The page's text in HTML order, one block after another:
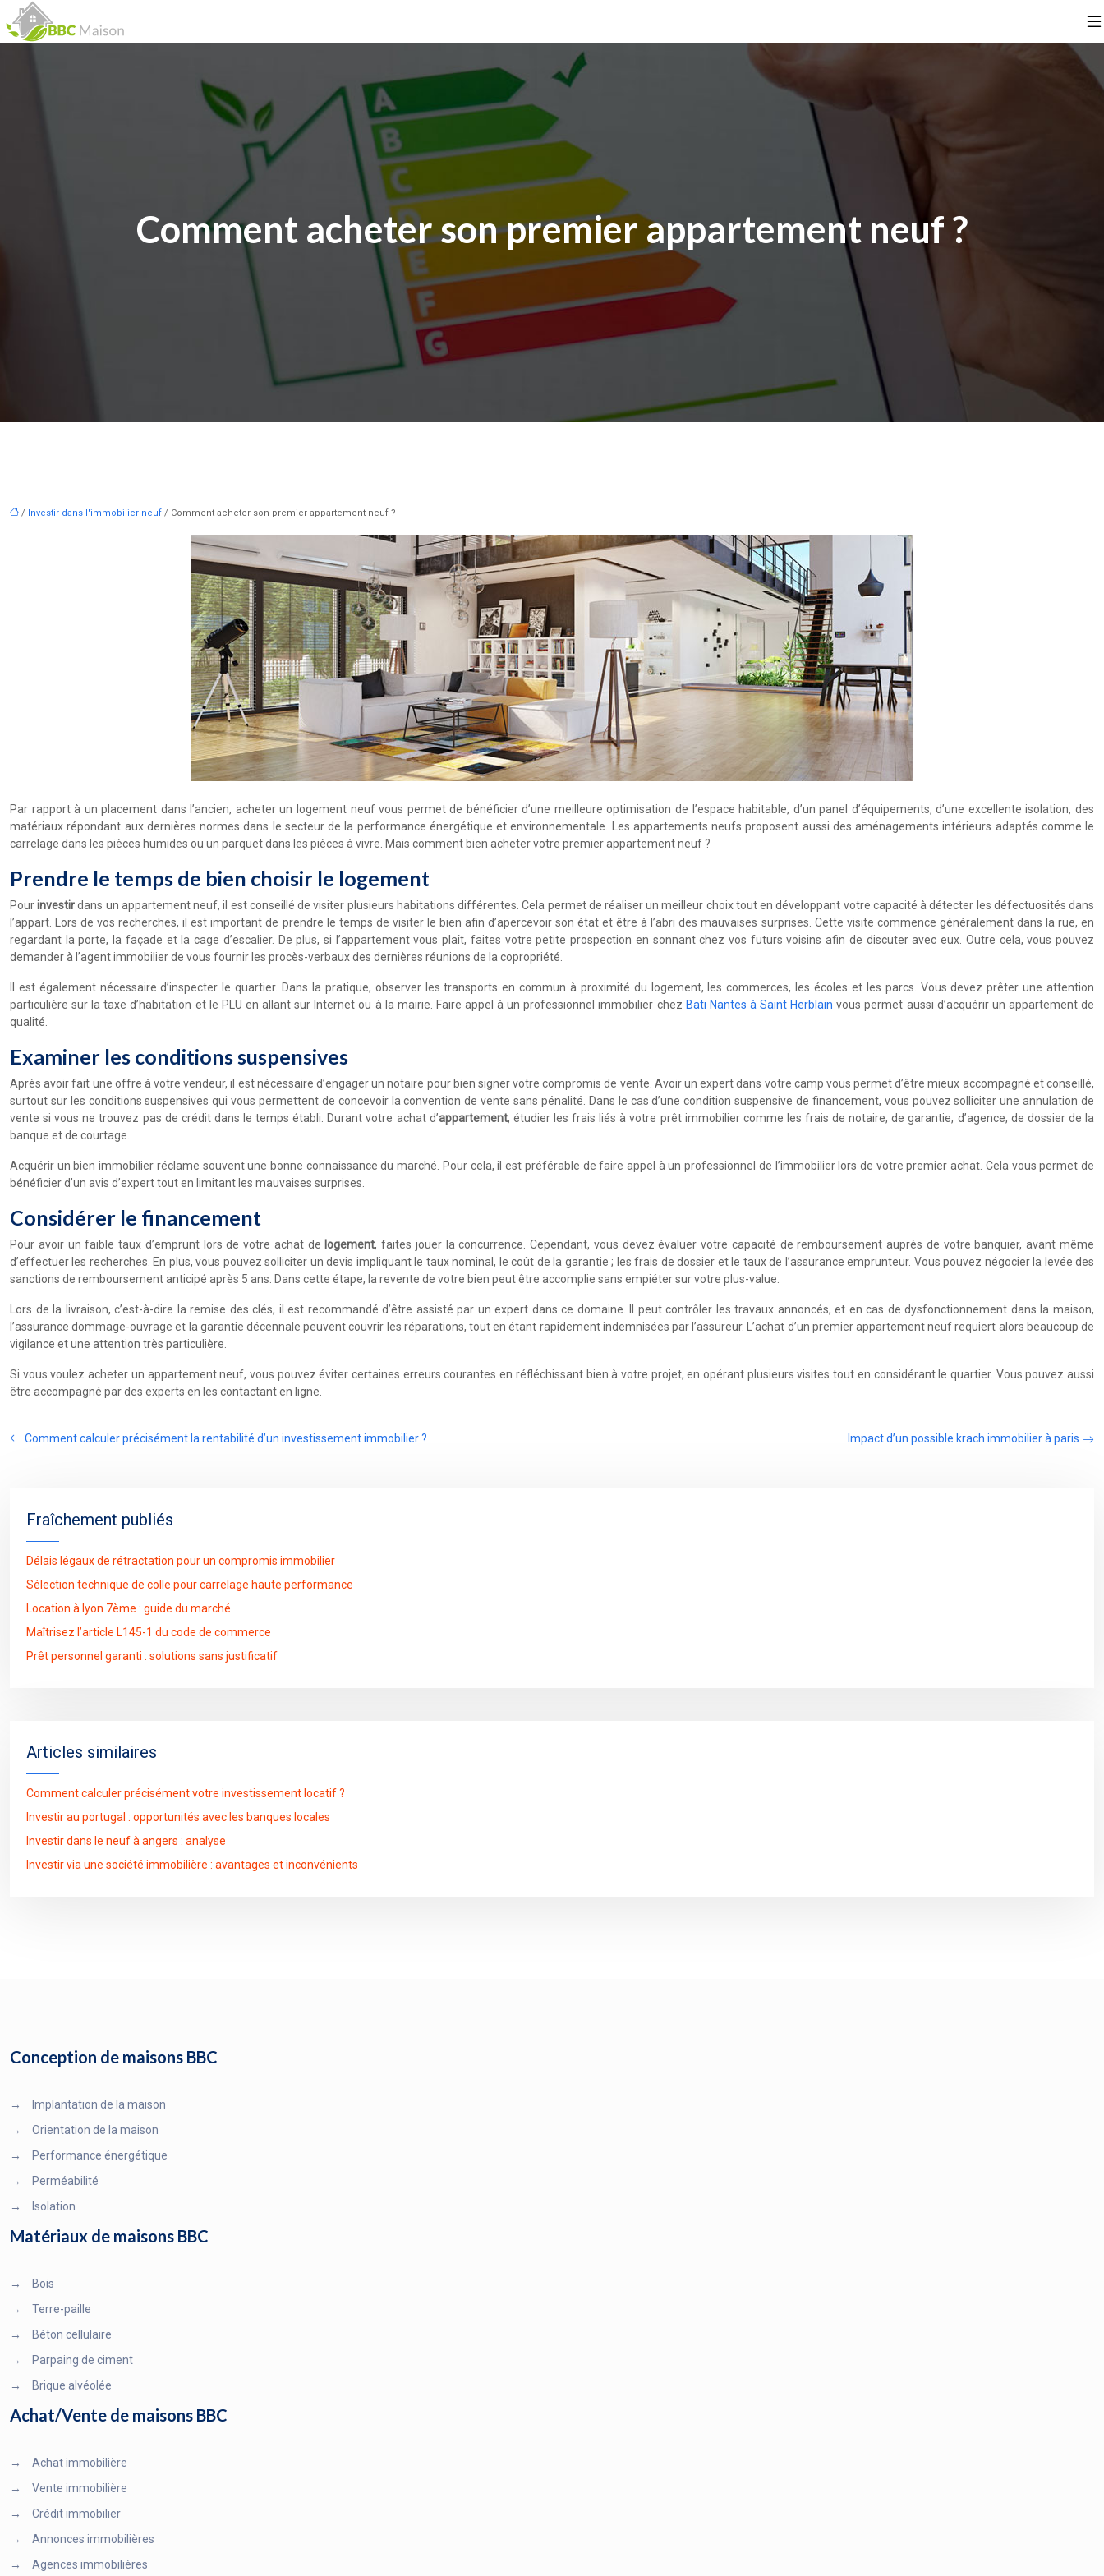
Comment acheter son premier appartement neuf ?
/ Investir dans l'immobilier neuf / Comment acheter son premier appartement neuf ?
Par rapport à un placement dans l’ancien, acheter un logement neuf vous permet de bénéficier d’une meilleure optimisation de l’espace habitable, d’un panel d’équipements, d’une excellente isolation, des
matériaux répondant aux dernières normes dans le secteur de la performance énergétique et environnementale. Les appartements neufs proposent aussi des aménagements intérieurs adaptés comme le
carrelage dans les pièces humides ou un parquet dans les pièces à vivre. Mais comment bien acheter votre premier appartement neuf ?
Prendre le temps de bien choisir le logement
Pourinvestirdans un appartement neuf, il est conseillé de visiter plusieurs habitations différentes. Cela permet de réaliser un meilleur choix tout en développant votre capacité à détecter les défectuosités dans
l’appart. Lors de vos recherches, il est important de prendre le temps de visiter le bien afin d’apercevoir son état et être à l’abri des mauvaises surprises. Cette visite commence généralement dans la rue, en
regardant la porte, la façade et la cage d’escalier. De plus, si l’appartement vous plaît, faites votre petite prospection en sonnant chez vos futurs voisins afin de discuter avec eux. Outre cela, vous pouvez
demander à l’agent immobilier de vous fournir les procès-verbaux des dernières réunions de la copropriété.
Il est également nécessaire d’inspecter le quartier. Dans la pratique, observer les transports en commun à proximité du logement, les commerces, les écoles et les parcs. Vous devez prêter une attention
particulière sur la taxe d’habitation et le PLU en allant sur Internet ou à la mairie. Faire appel à un professionnel immobilier chez Bati Nantes à Saint Herblain vous permet aussi d’acquérir un appartement de
qualité.
Examiner les conditions suspensives
Après avoir fait une offre à votre vendeur, il est nécessaire d’engager un notaire pour bien signer votre compromis de vente. Avoir un expert dans votre camp vous permet d’être mieux accompagné et conseillé,
surtout sur les conditions suspensives qui vous permettent de concevoir la convention de vente sans pénalité. Dans le cas d’une condition suspensive de financement, vous pouvez solliciter une annulation de
vente si vous ne trouvez pas de crédit dans le temps établi. Durant votre achat d’appartement, étudier les frais liés à votre prêt immobilier comme les frais de notaire, de garantie, d’agence, de dossier de la
banque et de courtage.
Acquérir un bien immobilier réclame souvent une bonne connaissance du marché. Pour cela, il est préférable de faire appel à un professionnel de l’immobilier lors de votre premier achat. Cela vous permet de
bénéficier d’un avis d’expert tout en limitant les mauvaises surprises.
Considérer le financement
Pour avoir un faible taux d’emprunt lors de votre achat de logement, faites jouer la concurrence. Cependant, vous devez évaluer votre capacité de remboursement auprès de votre banquier, avant même
d’effectuer les recherches. En plus, vous pouvez solliciter un devis impliquant le taux nominal, le coût de la garantie ; les frais de dossier et le taux de l’assurance emprunteur. Vous pouvez négocier la levée des
sanctions de remboursement anticipé après 5 ans. Dans cette étape, la revente de votre bien peut être accomplie sans empiéter sur votre plus-value.
Lors de la livraison, c’est-à-dire la remise des clés, il est recommandé d’être assisté par un expert dans ce domaine. Il peut contrôler les travaux annoncés, et en cas de dysfonctionnement dans la maison,
l’assurance dommage-ouvrage et la garantie décennale peuvent couvrir les réparations, tout en étant rapidement indemnisées par l’assureur. L’achat d’un premier appartement neuf requiert alors beaucoup de
vigilance et une attention très particulière.
Si vous voulez acheter un appartement neuf, vous pouvez éviter certaines erreurs courantes en réfléchissant bien à votre projet, en opérant plusieurs visites tout en considérant le quartier. Vous pouvez aussi
être accompagné par des experts en les contactant en ligne.
Comment calculer précisément la rentabilité d’un investissement immobilier ? Impact d’un possible krach immobilier à paris
Fraîchement publiés
Délais légaux de rétractation pour un compromis immobilier
Sélection technique de colle pour carrelage haute performance
Location à lyon 7ème : guide du marché
Maîtrisez l’article L145-1 du code de commerce
Prêt personnel garanti : solutions sans justificatif
Articles similaires
Comment calculer précisément votre investissement locatif ?
Investir au portugal : opportunités avec les banques locales
Investir dans le neuf à angers : analyse
Investir via une société immobilière : avantages et inconvénients
Conception de maisons BBC
→
Implantation de la maison
→
Orientation de la maison
→
Performance énergétique
→
Perméabilité
→
Isolation
Matériaux de maisons BBC
→
Bois
→
Terre-paille
→
Béton cellulaire
→
Parpaing de ciment
→
Brique alvéolée
Achat/Vente de maisons BBC
→
Achat immobilière
→
Vente immobilière
→
Crédit immobilier
→
Annonces immobilières
→
Agences immobilières